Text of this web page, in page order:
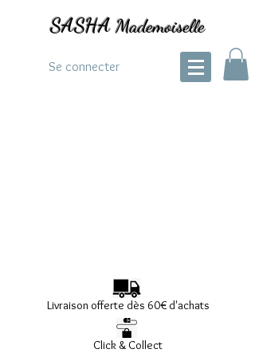
SASHA Mademoiselle
Se connecter
Livraison offerte dès 60€ d'achats
Click & Collect